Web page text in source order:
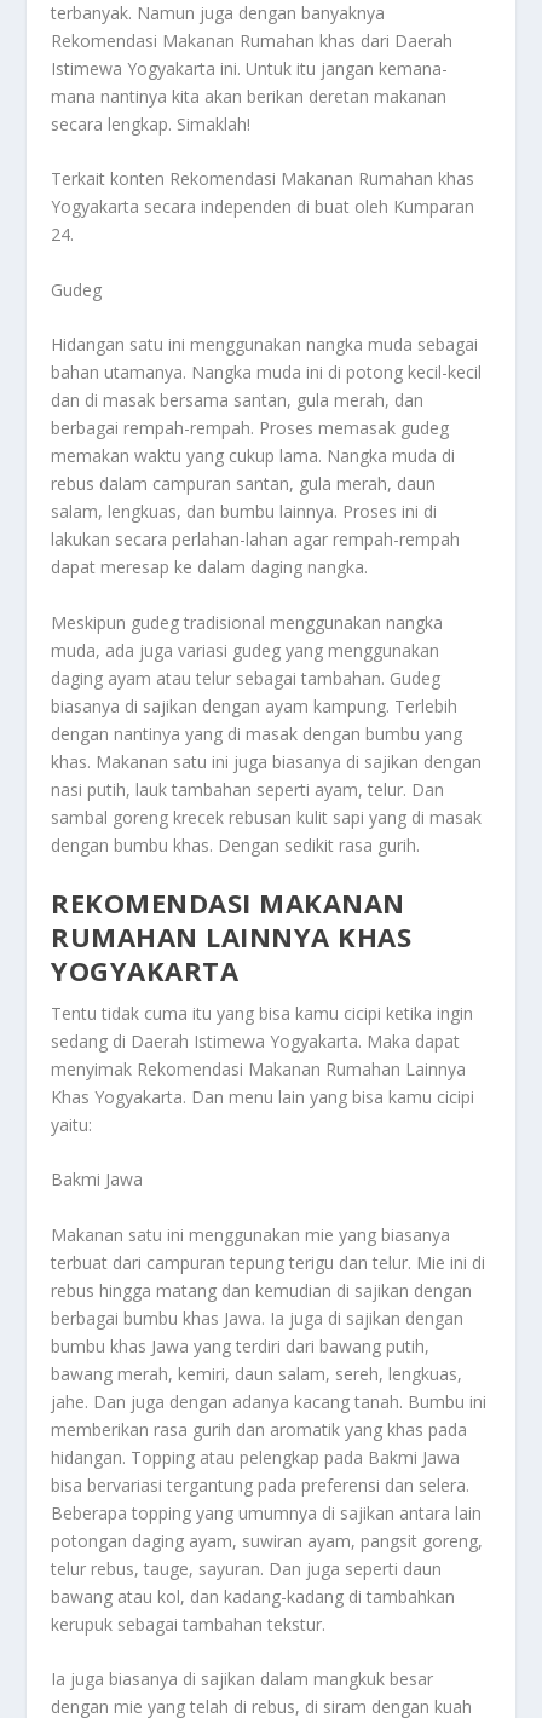
terbanyak. Namun juga dengan banyaknya
Rekomendasi Makanan Rumahan khas dari Daerah
Istimewa Yogyakarta ini. Untuk itu jangan kemana-
mana nantinya kita akan berikan deretan makanan
secara lengkap. Simaklah!
Terkait konten Rekomendasi Makanan Rumahan khas
Yogyakarta secara independen di buat oleh Kumparan
24.
Gudeg
Hidangan satu ini menggunakan nangka muda sebagai
bahan utamanya. Nangka muda ini di potong kecil-kecil
dan di masak bersama santan, gula merah, dan
berbagai rempah-rempah. Proses memasak gudeg
memakan waktu yang cukup lama. Nangka muda di
rebus dalam campuran santan, gula merah, daun
salam, lengkuas, dan bumbu lainnya. Proses ini di
lakukan secara perlahan-lahan agar rempah-rempah
dapat meresap ke dalam daging nangka.
Meskipun gudeg tradisional menggunakan nangka
muda, ada juga variasi gudeg yang menggunakan
daging ayam atau telur sebagai tambahan. Gudeg
biasanya di sajikan dengan ayam kampung. Terlebih
dengan nantinya yang di masak dengan bumbu yang
khas. Makanan satu ini juga biasanya di sajikan dengan
nasi putih, lauk tambahan seperti ayam, telur. Dan
sambal goreng krecek rebusan kulit sapi yang di masak
dengan bumbu khas. Dengan sedikit rasa gurih.
REKOMENDASI MAKANAN
RUMAHAN LAINNYA KHAS
YOGYAKARTA
Tentu tidak cuma itu yang bisa kamu cicipi ketika ingin
sedang di Daerah Istimewa Yogyakarta. Maka dapat
menyimak Rekomendasi Makanan Rumahan Lainnya
Khas Yogyakarta. Dan menu lain yang bisa kamu cicipi
yaitu:
Bakmi Jawa
Makanan satu ini menggunakan mie yang biasanya
terbuat dari campuran tepung terigu dan telur. Mie ini di
rebus hingga matang dan kemudian di sajikan dengan
berbagai bumbu khas Jawa. Ia juga di sajikan dengan
bumbu khas Jawa yang terdiri dari bawang putih,
bawang merah, kemiri, daun salam, sereh, lengkuas,
jahe. Dan juga dengan adanya kacang tanah. Bumbu ini
memberikan rasa gurih dan aromatik yang khas pada
hidangan. Topping atau pelengkap pada Bakmi Jawa
bisa bervariasi tergantung pada preferensi dan selera.
Beberapa topping yang umumnya di sajikan antara lain
potongan daging ayam, suwiran ayam, pangsit goreng,
telur rebus, tauge, sayuran. Dan juga seperti daun
bawang atau kol, dan kadang-kadang di tambahkan
kerupuk sebagai tambahan tekstur.
Ia juga biasanya di sajikan dalam mangkuk besar
dengan mie yang telah di rebus, di siram dengan kuah